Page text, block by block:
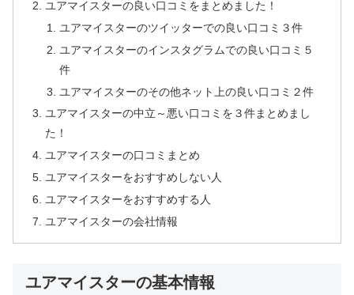
ユアマイスターの良い口コミをまとめました！
ユアマイスターのツイッターでの良い口コミ３件
ユアマイスターのインスタグラムでの良い口コミ５
件
ユアマイスターのその他ネット上の良い口コミ２件
ユアマイスターの中立～悪い口コミを３件まとめまし
た！
ユアマイスターの口コミまとめ
ユアマイスターをおすすめしない人
ユアマイスターをおすすめする人
ユアマイスターの会社情報
ユアマイスターの基本情報